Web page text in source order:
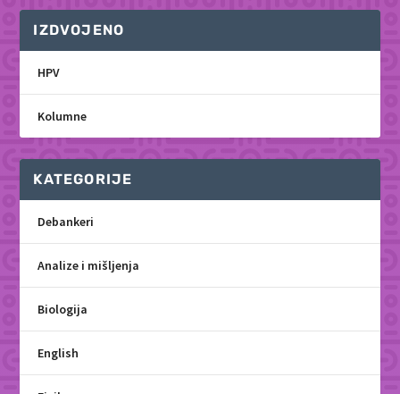
IZDVOJENO
HPV
Kolumne
KATEGORIJE
Debankeri
Analize i mišljenja
Biologija
English